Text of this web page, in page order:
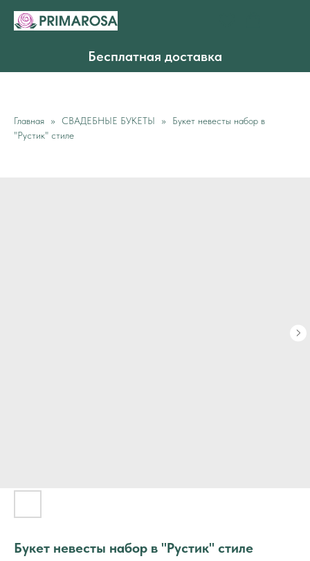
Бесплатная доставка
Главная СВАДЕБНЫЕ БУКЕТЫ
Букет невесты набор в
"Рустик" стиле
Букет невесты набор в "Рустик" стиле